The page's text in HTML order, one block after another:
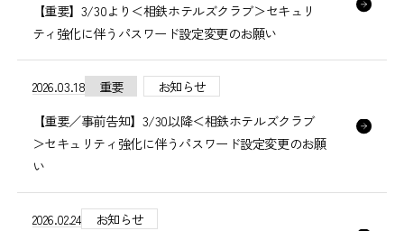
【重要】3/30より＜相鉄ホテルズクラブ＞セキュリ
ティ強化に伴うパスワード設定変更のお願い
2026.03.18 重要
お知らせ
【重要／事前告知】3/30以降＜相鉄ホテルズクラブ
＞セキュリティ強化に伴うパスワード設定変更のお願
い
2026.02.24
お知らせ